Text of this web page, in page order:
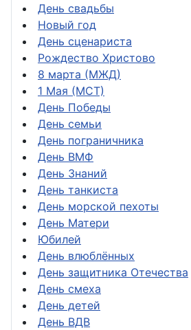
День свадьбы
Новый год
День сценариста
Рождество Христово
8 марта (МЖД)
1 Мая (МСТ)
День Победы
День семьи
День пограничника
День ВМФ
День Знаний
День танкиста
День морской пехоты
День Матери
Юбилей
День влюблённых
День защитника Отечества
День смеха
День детей
День ВДВ